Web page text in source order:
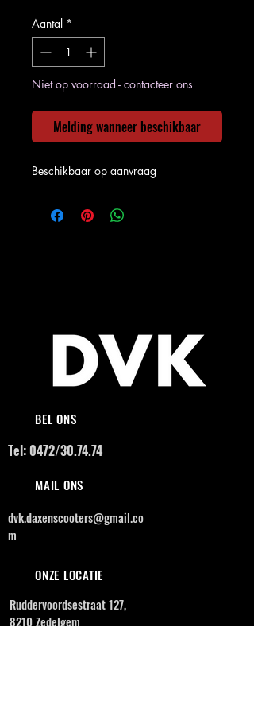
Aantal *
Niet op voorraad - contacteer ons
Melding wanneer beschikbaar
Beschikbaar op aanvraag
BEL ONS
Tel: 0472/30.74.74
MAIL ONS
dvk.daxenscooters@gmail.co
m
ONZE LOCATIE
Ruddervoordsestraat 127,
8210 Zedelgem